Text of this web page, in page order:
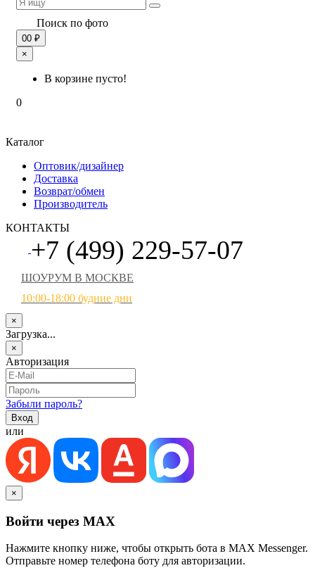
Поиск по фото
00 ₽
×
В корзине пусто!
0
Каталог
Оптовик/дизайнер
Доставка
Возврат/обмен
Производитель
КОНТАКТЫ
+7 (499) 229-57-07
ШОУРУМ В МОСКВЕ
10:00-18:00 будние дни
×
Загрузка...
×
Авторизация
Забыли пароль?
или
×
Войти через MAX
Нажмите кнопку ниже, чтобы открыть бота в MAX Messenger.
Отправьте номер телефона боту для авторизации.